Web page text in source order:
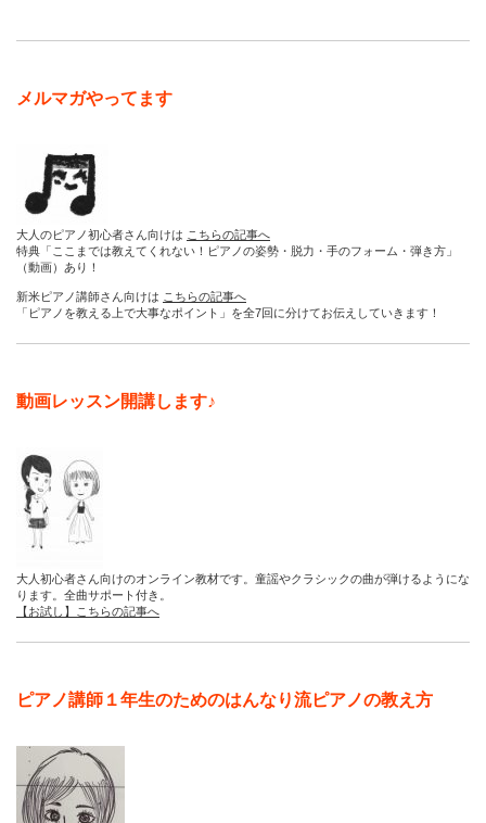
メルマガやってます
大人のピアノ初心者さん向けは こちらの記事へ
特典「ここまでは教えてくれない！ピアノの姿勢・脱力・手のフォーム・弾き方」
（動画）あり！
新米ピアノ講師さん向けは こちらの記事へ
「ピアノを教える上で大事なポイント」を全7回に分けてお伝えしていきます！
動画レッスン開講します♪
大人初心者さん向けのオンライン教材です。童謡やクラシックの曲が弾けるようにな
ります。全曲サポート付き。
【お試し】こちらの記事へ
ピアノ講師１年生のためのはんなり流ピアノの教え方